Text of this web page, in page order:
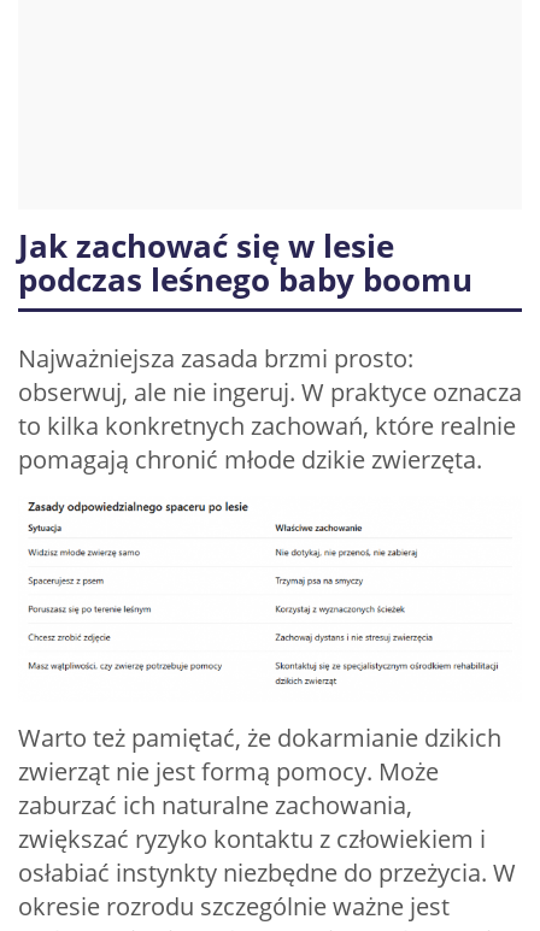
Jak zachować się w lesie
podczas leśnego baby boomu
Najważniejsza zasada brzmi prosto:
obserwuj, ale nie ingeruj. W praktyce oznacza
to kilka konkretnych zachowań, które realnie
pomagają chronić młode dzikie zwierzęta.
Warto też pamiętać, że dokarmianie dzikich
zwierząt nie jest formą pomocy. Może
zaburzać ich naturalne zachowania,
zwiększać ryzyko kontaktu z człowiekiem i
osłabiać instynkty niezbędne do przeżycia. W
okresie rozrodu szczególnie ważne jest